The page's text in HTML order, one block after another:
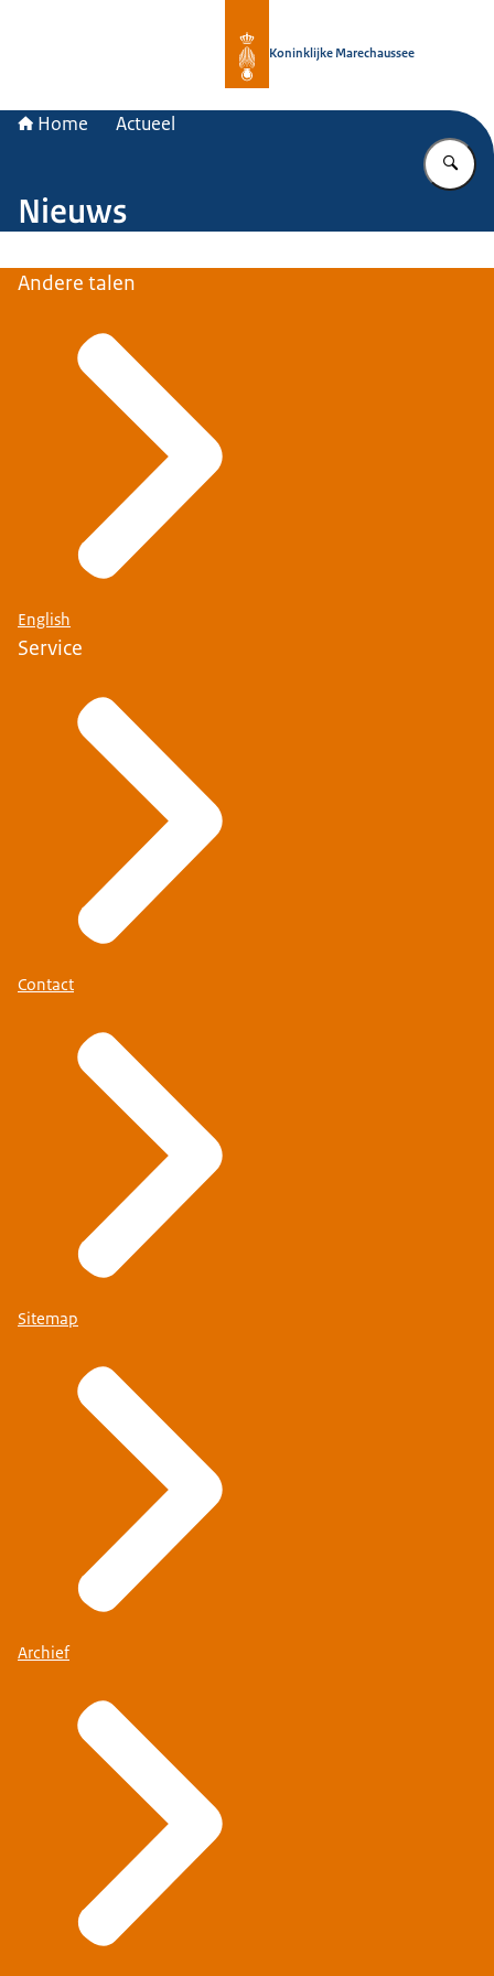
Koninklijke Marechaussee
Home Actueel
Nieuws
Andere talen
English
Service
Contact
Sitemap
Archief